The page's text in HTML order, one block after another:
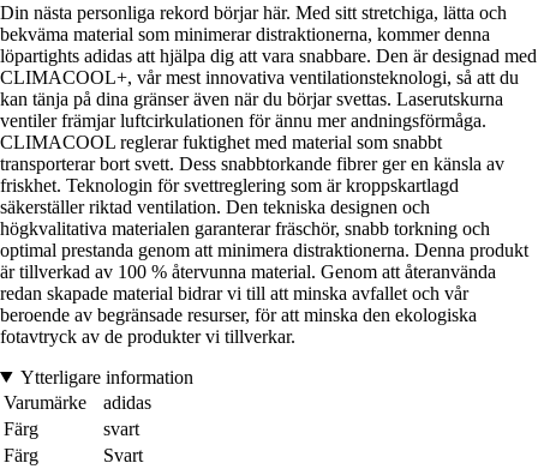
Din nästa personliga rekord börjar här. Med sitt stretchiga, lätta och
bekväma material som minimerar distraktionerna, kommer denna
löpartights adidas att hjälpa dig att vara snabbare. Den är designad med
CLIMACOOL+, vår mest innovativa ventilationsteknologi, så att du
kan tänja på dina gränser även när du börjar svettas. Laserutskurna
ventiler främjar luftcirkulationen för ännu mer andningsförmåga.
CLIMACOOL reglerar fuktighet med material som snabbt
transporterar bort svett. Dess snabbtorkande fibrer ger en känsla av
friskhet. Teknologin för svettreglering som är kroppskartlagd
säkerställer riktad ventilation. Den tekniska designen och
högkvalitativa materialen garanterar fräschör, snabb torkning och
optimal prestanda genom att minimera distraktionerna. Denna produkt
är tillverkad av 100 % återvunna material. Genom att återanvända
redan skapade material bidrar vi till att minska avfallet och vår
beroende av begränsade resurser, för att minska den ekologiska
fotavtryck av de produkter vi tillverkar.
Ytterligare information
Varumärke
adidas
Färg
svart
Färg
Svart